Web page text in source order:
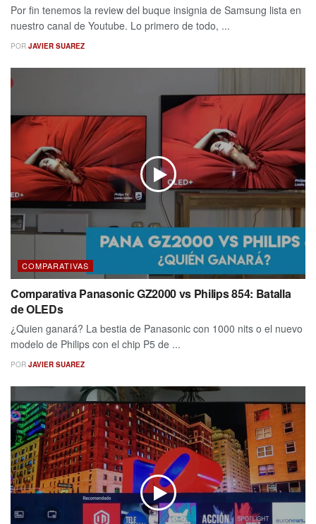
Por fin tenemos la review del buque insignia de Samsung lista en
nuestro canal de Youtube. Lo primero de todo, ...
POR JAVIER SUAREZ
COMPARATIVAS
Comparativa Panasonic GZ2000 vs Philips 854: Batalla
de OLEDs
¿Quien ganará? La bestia de Panasonic con 1000 nits o el nuevo
modelo de Philips con el chip P5 de ...
POR JAVIER SUAREZ